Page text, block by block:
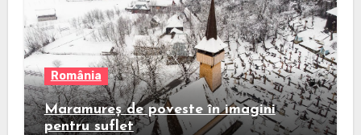
România
Maramureș de poveste în imagini
pentru suflet